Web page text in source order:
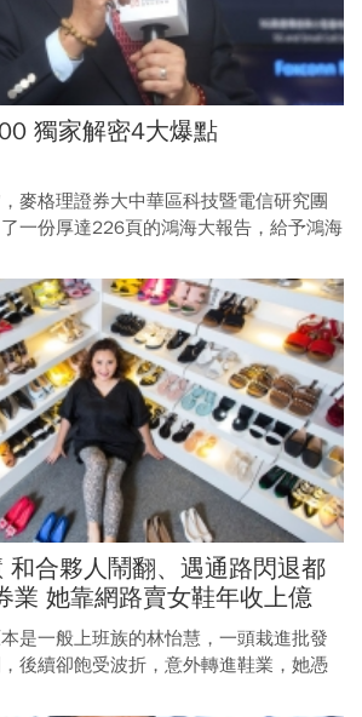
獨家解密4大爆點
麥格理證券大中華區科技暨電信研究團
一份厚達226頁的鴻海大報告，給予鴻海
和合夥人鬧翻、遇通路閃退都
業 她靠網路賣女鞋年收上億
是一般上班族的林怡慧，一頭栽進批發
後續卻飽受波折，意外轉進鞋業，她憑